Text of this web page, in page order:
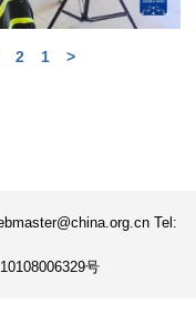
<
1
2
Tel:
号